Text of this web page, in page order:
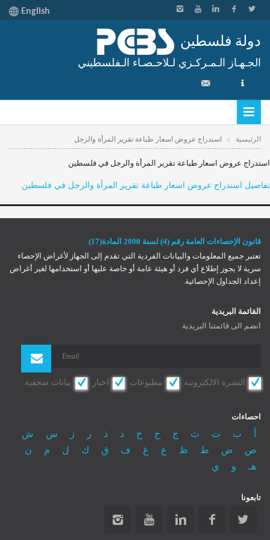
English
دولة فلسطين
الجـهـاز الـمـركـزي لـلاحـصـاء الـفلسطيني
الرئيسية استدراج عروض اسعار طباعة تقرير المرأة والرجل
استدراج عروض اسعار طباعة تقرير المرأة والرجل في فلسطين
تفاصيل استدراج عروض اسعار طباعة تقرير المرأة والرجل في فلسطين
Register Log In
قانون الإحصاءات العامة رقم (4) لسنة 2000 المادة(17)
تعتبر جميع المعلومات والبيانات الفردية التي تقدم إلى الجهاز لأغراض الإحصاء
سرية لا يجوز إطلاع أي فرد أو هيئة عامة أو خاصة عليها أو استخدامها لغير أغراض
إعداد الجداول الإحصائية.
القائمة البريدية
انضم الى قائمتنا البريدية
النشرة الالكترونية مطبوعات اخبار بيانات صحفية
احصاءات
ب ت ث ج ح خ د ذ ر ز س
ش
ص
ض ط ظ ع غ ف ق ك ل م
ن
هـ
و ي
تابعونا